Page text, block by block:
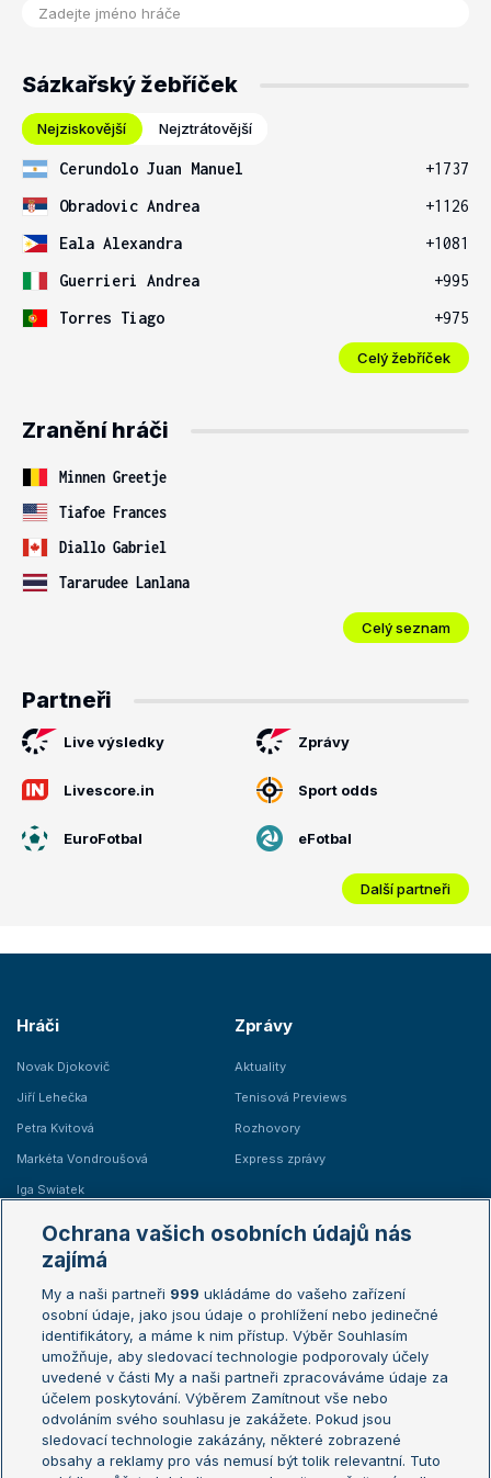
Sázkařský žebříček
Nejziskovější Nejztrátovější
Cerundolo Juan Manuel
+1737
Obradovic Andrea
+1126
Eala Alexandra
+1081
Guerrieri Andrea
+995
Torres Tiago
+975
Celý žebříček
Zranění hráči
Minnen Greetje
Tiafoe Frances
Diallo Gabriel
Tararudee Lanlana
Celý seznam
Partneři
Live výsledky Zprávy
Livescore.in Sport odds
EuroFotbal eFotbal
Další partneři
Hráči
Novak Djokovič
Jiří Lehečka
Petra Kvitová
Markéta Vondroušová
Iga Swiatek
Zprávy
Aktuality
Tenisová Previews
Rozhovory
Express zprávy
Žebříčky
Žebříček ATP (muži)
Žebříček WTA (ženy)
Sázkařský žebříček
Australian Open
French Open
Wimbledon
US Open
Turnaj mistrů
Turnaj mistryň
Ochrana vašich osobních údajů nás
zajímá
My a naši partneři 999 ukládáme do vašeho zařízení
osobní údaje, jako jsou údaje o prohlížení nebo jedinečné
identifikátory, a máme k nim přístup. Výběr Souhlasím
umožňuje, aby sledovací technologie podporovaly účely
uvedené v části My a naši partneři zpracováváme údaje za
účelem poskytování. Výběrem Zamítnout vše nebo
odvoláním svého souhlasu je zakážete. Pokud jsou
sledovací technologie zakázány, některé zobrazené
obsahy a reklamy pro vás nemusí být tolik relevantní. Tuto